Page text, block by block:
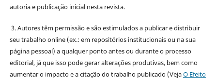
autoria e publicação inicial nesta revista.
3. Autores têm permissão e são estimulados a publicar e distribuir
seu trabalho online (ex.: em repositórios institucionais ou na sua
página pessoal) a qualquer ponto antes ou durante o processo
editorial, já que isso pode gerar alterações produtivas, bem como
aumentar o impacto e a citação do trabalho publicado (VejaO Efeito